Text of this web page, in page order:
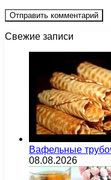
Свежие записи
Вафельные
08.08.2026